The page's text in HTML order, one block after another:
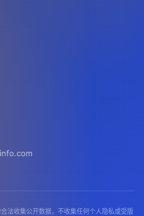
法收集公开数据，不收集任何个人隐私或受版